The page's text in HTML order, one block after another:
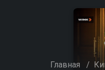
Главная /